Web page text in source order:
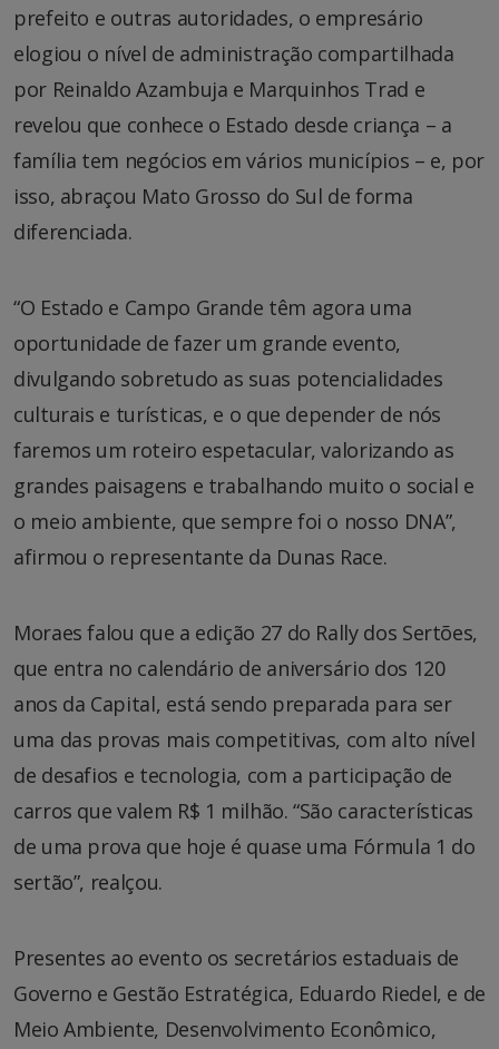
prefeito e outras autoridades, o empresário
elogiou o nível de administração compartilhada
por Reinaldo Azambuja e Marquinhos Trad e
revelou que conhece o Estado desde criança – a
família tem negócios em vários municípios – e, por
isso, abraçou Mato Grosso do Sul de forma
diferenciada.
“O Estado e Campo Grande têm agora uma
oportunidade de fazer um grande evento,
divulgando sobretudo as suas potencialidades
culturais e turísticas, e o que depender de nós
faremos um roteiro espetacular, valorizando as
grandes paisagens e trabalhando muito o social e
o meio ambiente, que sempre foi o nosso DNA”,
afirmou o representante da Dunas Race.
Moraes falou que a edição 27 do Rally dos Sertões,
que entra no calendário de aniversário dos 120
anos da Capital, está sendo preparada para ser
uma das provas mais competitivas, com alto nível
de desafios e tecnologia, com a participação de
carros que valem R$ 1 milhão. “São características
de uma prova que hoje é quase uma Fórmula 1 do
sertão”, realçou.
Presentes ao evento os secretários estaduais de
Governo e Gestão Estratégica, Eduardo Riedel, e de
Meio Ambiente, Desenvolvimento Econômico,